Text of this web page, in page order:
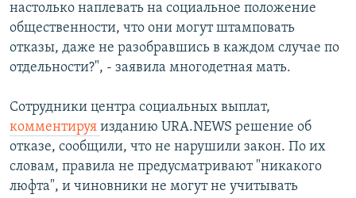
настолько наплевать на социальное положение
общественности, что они могут штамповать
отказы, даже не разобравшись в каждом случае по
отдельности?", - заявила многодетная мать.
Сотрудники центра социальных выплат,
комментируя изданию URA.NEWS решение об
отказе, сообщили, что не нарушили закон. По их
словам, правила не предусматривают "никакого
люфта", и чиновники не могут не учитывать